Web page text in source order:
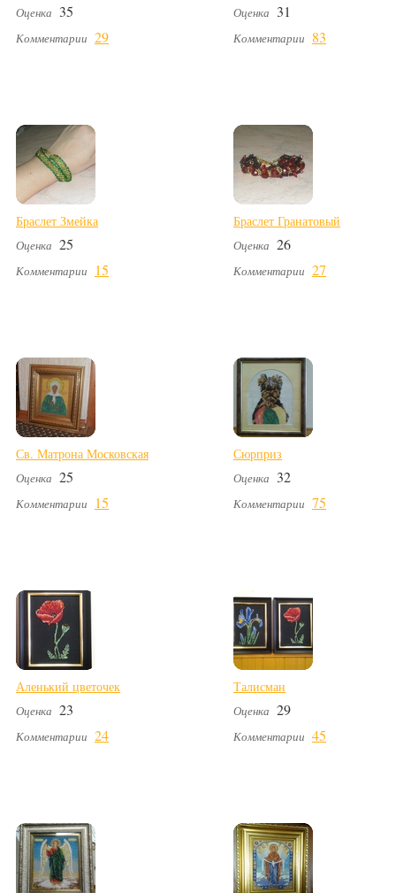
Оценка 35
Комментарии 29
Оценка 31
Комментарии 83
Браслет Змейка
Оценка 25
Комментарии 15
Браслет Гранатовый
Оценка 26
Комментарии 27
Св. Матрона Московская
Оценка 25
Комментарии 15
Сюрприз
Оценка 32
Комментарии 75
Аленький цветочек
Оценка 23
Комментарии 24
Талисман
Оценка 29
Комментарии 45